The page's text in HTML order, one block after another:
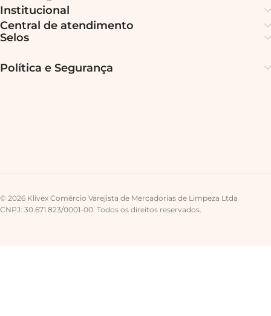
Institucional
Central de atendimento
Selos
Política e Segurança
© 2026 Klivex Comércio Varejista de Mercadorias de Limpeza Ltda
CNPJ: 30.671.823/0001-00. Todos os direitos reservados.